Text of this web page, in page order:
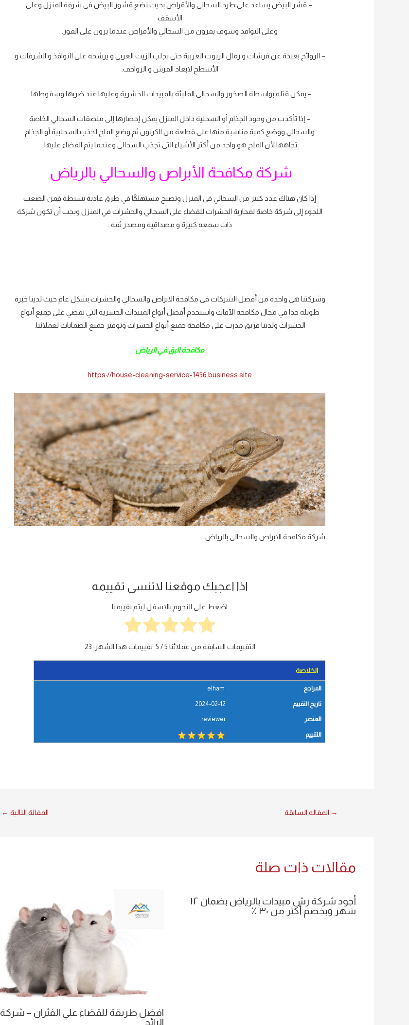
– قشر البيض يساعد على طرد السحالي والأقراص بحيث تضع قشور البيض في شرفة المنزل وعلى
الأسقف
وعلى النوافذ وسوف يفرون من السحالي والأقراص عندما يرون على الفور.
– الروائح بعيدة عن فرشات و رمال الزيوت العربية حتى يجلب الزيت العربي و يرشحه على النوافذ و الشرفات و
الأسطح لابعاد الفرش و الزواحف.
– يمكن قتله بواسطة الصخور والسحالي المليئة بالمبيدات الحشرية وعليها عند ضربها وسقوطها .
– إذا تأكدت من وجود الجذام أو السحلية داخل المنزل يمكن إحضارها إلى ملصقات السحالي الخاصة
والسحالي ووضع كمية مناسبة منها على قطعة من الكرتون ثم وضع الملح لجذب السحلبية أو الجذام
تجاهها لأن الملح هو واحد من أكثر الأشياء التي تجذب السحالي وعندما يتم القضاء عليها.
شركة مكافحة الأبراص والسحالي بالرياض
إذا كان هناك عدد كبير من السحالي في المنزل وتصبح مستهلكًا في طرق عادية بسيطة فمن الصعب
اللجوء إلى شركة خاصة لمحاربة الحشرات للقضاء على السحالي والحشرات في المنزل ويجب أن تكون شركة
ذات سمعه كبيرة و مصداقية ومصدر ثقة .
وشركتنا هي واحدة من أفضل الشركات في مكافحة الابراص والسحالي والحشرات بشكل عام حيث لدينا خبرة
طويلة جدا في مجال مكافحة الآفات واستخدم أفضل أنواع المبيدات الحشرية التي تقضي على جميع أنواع
الحشرات ولدينا فريق مدرب على مكافحة جميع أنواع الحشرات وتوفير جميع الضمانات لعملائنا.
مكافحة البق في الرياض
https://house-cleaning-service-1456.business.site
شركة مكافحة الابراص والسحالي بالرياض
اذا اعجبك موقعنا لاتنسى تقييمه
اضغط على النجوم بالاسفل ليتم تقييمنا
التقييمات السابقة من عملائنا 5/ 5. تقييمات هذا الشهر: 23
الخلاصة
المراجع elham
تاريخ التقييم 2024-02-12
العنصر reviewer
التقييم
→ المقالة السابقة المقالة التالية ←
مقالات ذات صلة
أجود شركة رش مبيدات بالرياض بضمان ١٢
شهر وبخصم أكثر من ٣٠ ٪
افضل طريقة للقضاء علي الفئران – شركة
الرائد